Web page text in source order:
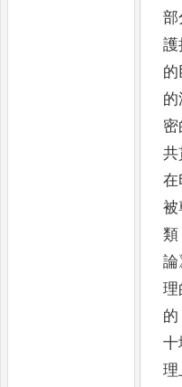
部
護
的
的
密
共
在
被
類
論
理
的
十
理